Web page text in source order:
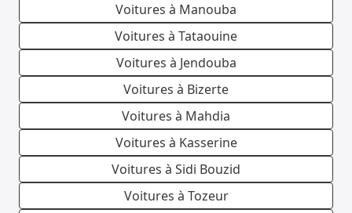
Voitures à Manouba
Voitures à Tataouine
Voitures à Jendouba
Voitures à Bizerte
Voitures à Mahdia
Voitures à Kasserine
Voitures à Sidi Bouzid
Voitures à Tozeur